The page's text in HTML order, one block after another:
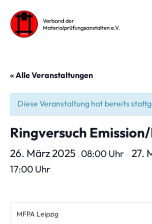
« Alle Veranstaltungen
Diese Veranstaltung hat bereits
Ringversuch
26. März 2025 , 08:00 Uhr – 27.
17:00 Uhr
MFPA Leipzig